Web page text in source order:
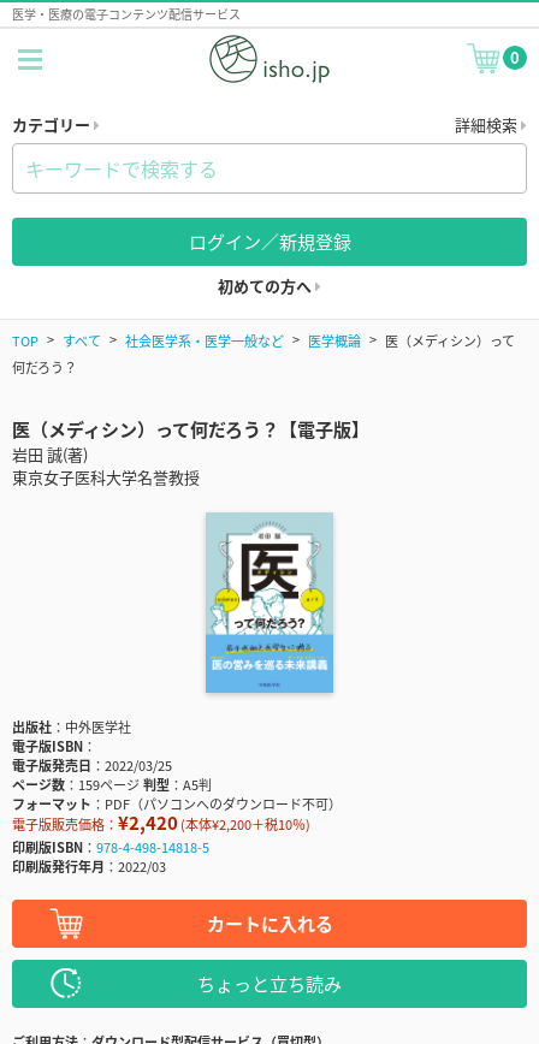
医学・医療の電子コンテンツ配信サービス
0
カテゴリー 詳細検索
ログイン／新規登録
初めての方へ
TOP すべて 社会医学系・医学一般など 医学概論
医（メディシン）って
何だろう？
医（メディシン）って何だろう？【電子版】
岩田 誠(著)
東京女子医科大学名誉教授
出版社
中外医学社
電子版ISBN
電子版発売日
2022/03/25
ページ数
159ページ判型
A5判
フォーマット
PDF（パソコンへのダウンロード不可）
電子版販売価格： ¥2,420(本体¥2,200＋税10％)
印刷版ISBN
978-4-498-14818-5
印刷版発行年月
2022/03
カートに入れる
ちょっと立ち読み